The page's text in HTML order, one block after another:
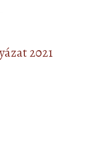
2021